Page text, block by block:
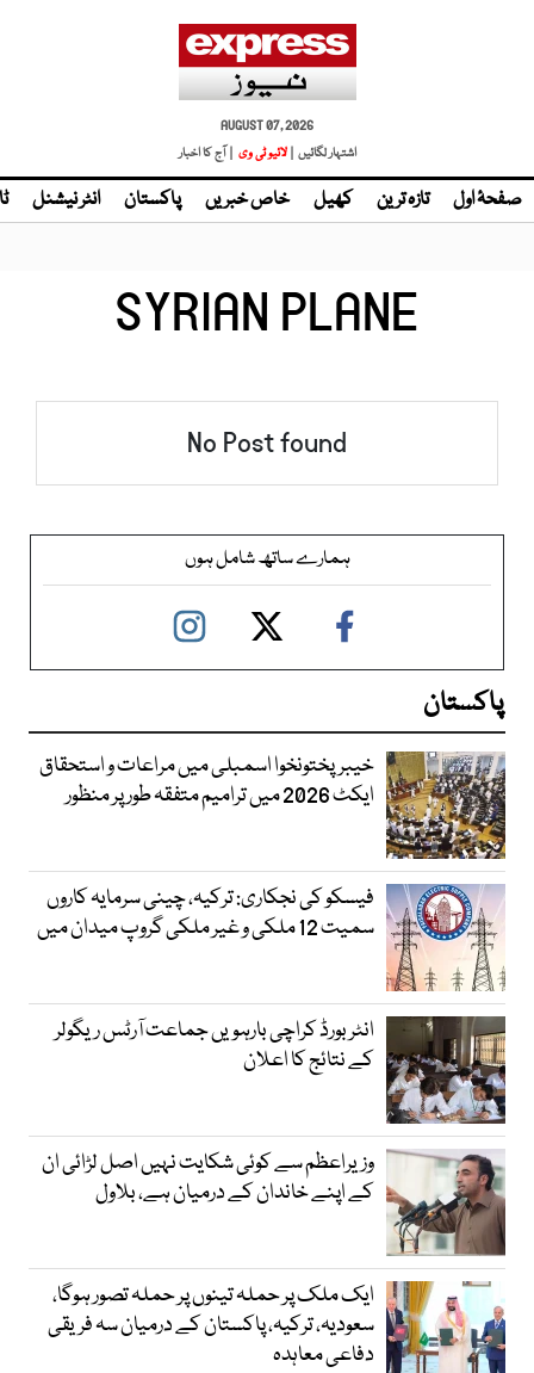
AUGUST 07, 2026
اشتہار لگائیں | لائیو ٹی وی | آج کا اخبار
صفحۂ اول تازہ ترین کھیل خاص خبریں پاکستان انٹر نیشنل
SYRIAN PLANE
No Post found
ہمارے ساتھ شامل ہوں
پاکستان
خیبرپختونخوا اسمبلی میں مراعات و استحقاق
ایکٹ 2026 میں ترامیم متفقہ طور پر منظور
فیسکو کی نجکاری: ترکیہ، چینی سرمایہ کاروں
سمیت 12 ملکی و غیر ملکی گروپ میدان میں
انٹر بورڈ کراچی بارہویں جماعت آرٹس ریگولر
کے نتائج کا اعلان
وزیراعظم سے کوئی شکایت نہیں اصل لڑائی ان
کے اپنے خاندان کے درمیان ہے، بلاول
ایک ملک پر حملہ تینوں پر حملہ تصور ہوگا،
سعودیہ، ترکیہ، پاکستان کے درمیان سہ فریقی
دفاعی معاہدہ